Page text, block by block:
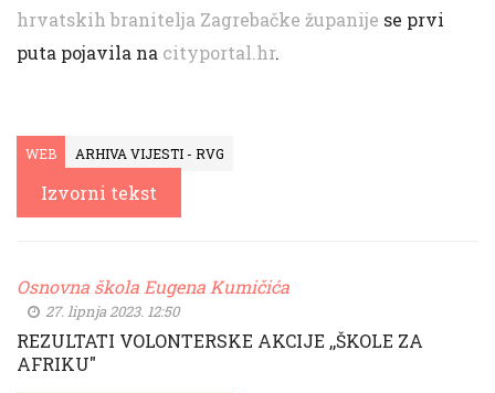
hrvatskih branitelja Zagrebačke županije se prvi
puta pojavila na cityportal.hr.
WEB ARHIVA VIJESTI - RVG
Izvorni tekst
Osnovna škola Eugena Kumičića
27. lipnja 2023. 12:50
REZULTATI VOLONTERSKE AKCIJE ,,ŠKOLE ZA
AFRIKU"